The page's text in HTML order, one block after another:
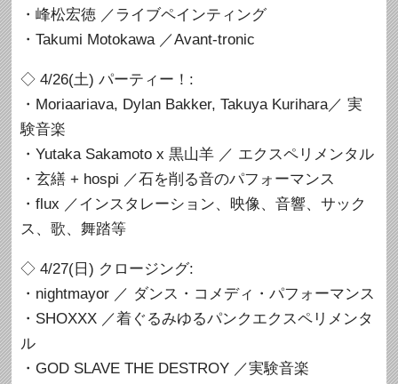
・峰松宏徳 ／ライブペインティング
・Takumi Motokawa ／Avant-tronic
◇ 4/26(土) パーティー！:
・Moriaariava, Dylan Bakker, Takuya Kurihara／ 実
験音楽
・Yutaka Sakamoto x 黒山羊 ／ エクスペリメンタル
・玄繕 + hospi ／石を削る音のパフォーマンス
・flux ／インスタレーション、映像、音響、サック
ス、歌、舞踏等
◇ 4/27(日) クロージング:
・nightmayor ／ ダンス・コメディ・パフォーマンス
・SHOXXX ／着ぐるみゆるパンクエクスペリメンタ
ル
・GOD SLAVE THE DESTROY ／実験音楽